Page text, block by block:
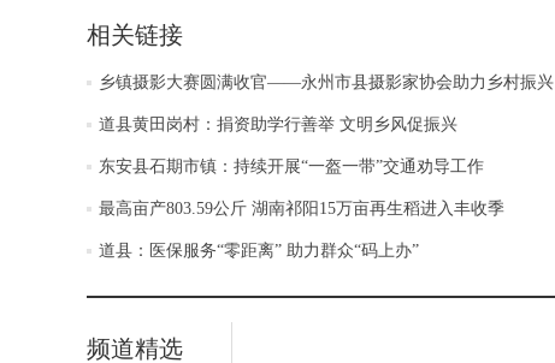
相关链接
乡镇摄影大赛圆满收官——永州市县摄影家协会助力乡村振兴
道县黄田岗村：捐资助学行善举 文明乡风促振兴
东安县石期市镇：持续开展“一盔一带”交通劝导工作
最高亩产803.59公斤 湖南祁阳15万亩再生稻进入丰收季
道县：医保服务“零距离” 助力群众“码上办”
频道精选